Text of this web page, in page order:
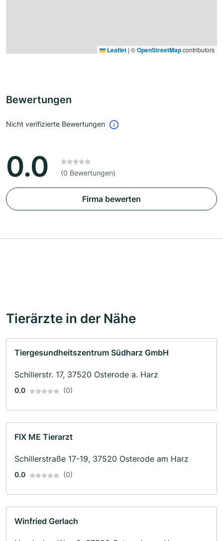
Leaflet | ©OpenStreetMapcontributors
Bewertungen
Nicht verifizierte Bewertungen
0.0 (0 Bewertungen)
Firma bewerten
Tierärzte in der Nähe
Tiergesundheitszentrum Südharz GmbH
Schillerstr. 17, 37520 Osterode a. Harz
0.0 (0)
FIX ME Tierarzt
Schillerstraße 17-19, 37520 Osterode am Harz
0.0 (0)
Winfried Gerlach